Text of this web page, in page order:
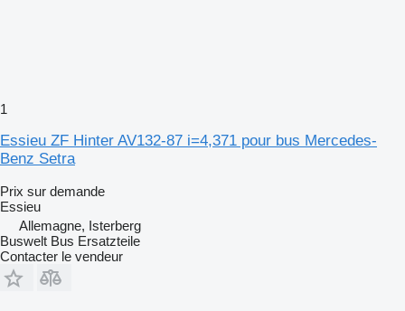
1
Essieu ZF Hinter AV132-87 i=4,371 pour bus Mercedes-
Benz Setra
Prix sur demande
Essieu
Allemagne, Isterberg
Buswelt Bus Ersatzteile
Contacter le vendeur